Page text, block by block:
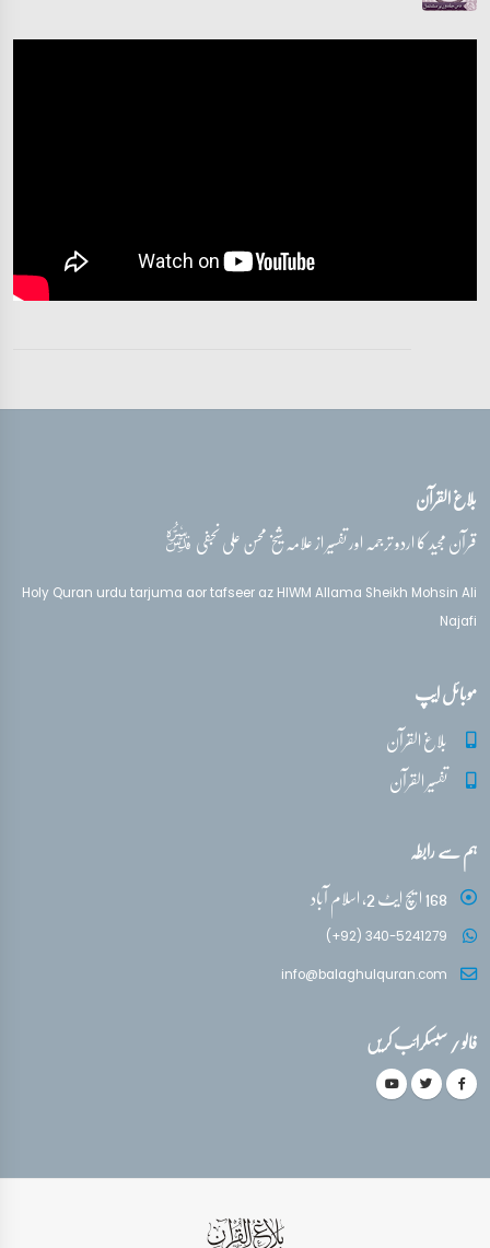
بلاغ القرآن
قرآن مجید کا اردو ترجمہ اور تفسیر از علامہ شیخ محسن علی نجفیقدس‌سره
Holy Quran urdu tarjuma aor tafseer az HIWM Allama Sheikh Mohsin Ali
Najafi
موبائل ایپ
بلاغ القرآن
تفسیر القرآن
ہم سے رابطہ
168 ایچ ایٹ 2، اسلام آباد
(+92) 340-5241279
info@balaghulquran.com
فالو / سبسکرائب کریں